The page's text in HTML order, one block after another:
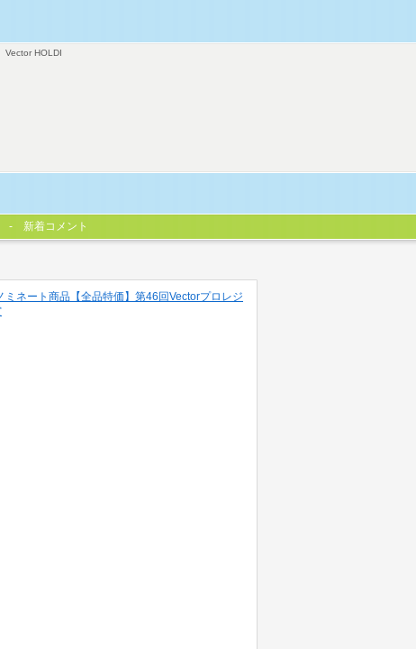
Vector HOLDI
新着コメント